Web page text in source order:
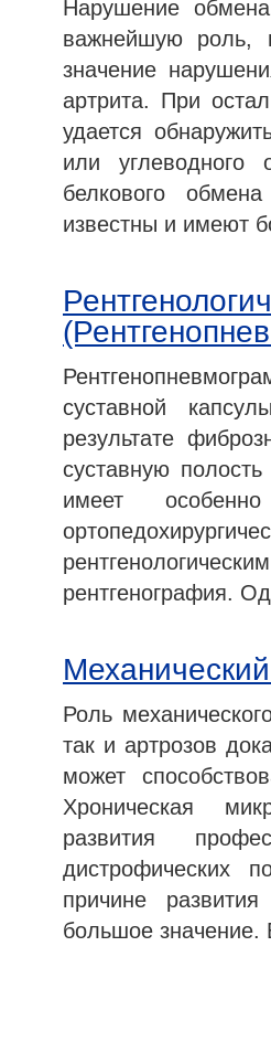
Нарушение
важнейшую роль,
значение
артрита. При
удается
или углеводного
белкового
известны и имеют
суставной
результате
суставную
имеет
рентгенография.
Роль
так и артрозов
может
Хроническая
развития
дистрофических
причине
большое